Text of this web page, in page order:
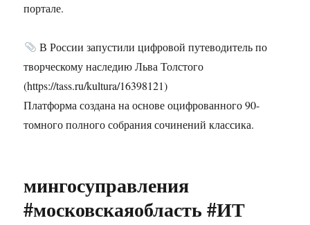
портале.
В России запустили цифровой путеводитель по
творческому наследию Льва Толстого
(https://tass.ru/kultura/16398121)
Платформа создана на основе оцифрованного 90-
томного полного собрания сочинений классика.
мингосуправления
#московскаяобласть #ИТ